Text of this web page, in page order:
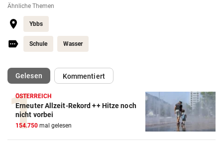
Ähnliche Themen
Ybbs
Schule Wasser
Gelesen(ausgewählt)Kommentiert
ÖSTERREICH
Erneuter Allzeit-Rekord ++ Hitze noch
nicht vorbei
154.750 mal gelesen